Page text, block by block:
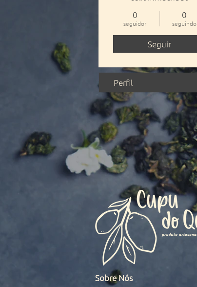
0
seguidor
0
seguindo
Seguir
Perfil
Sobre Nós